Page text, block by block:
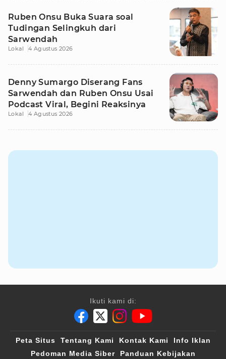
Ruben Onsu Buka Suara soal
Tudingan Selingkuh dari
Sarwendah
Lokal 4 Agustus 2026
Denny Sumargo Diserang Fans
Sarwendah dan Ruben Onsu Usai
Podcast Viral, Begini Reaksinya
Lokal 4 Agustus 2026
Ikuti kami di:
Peta Situs Tentang Kami Kontak Kami
Info Iklan
Pedoman Media Siber
Panduan Kebijakan